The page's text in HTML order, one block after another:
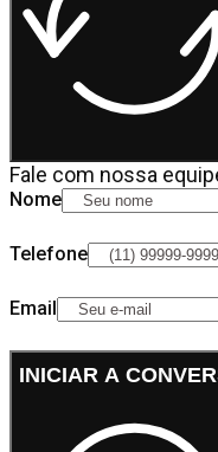
Fale com nossa
Nome
Telefone
Email
INICIAR A